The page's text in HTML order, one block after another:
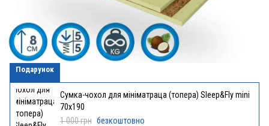
Подарунок
Cумка-чохол для мініматраца (топера) Sleep&Fly mini
70x190
1 000 грн безкоштовно